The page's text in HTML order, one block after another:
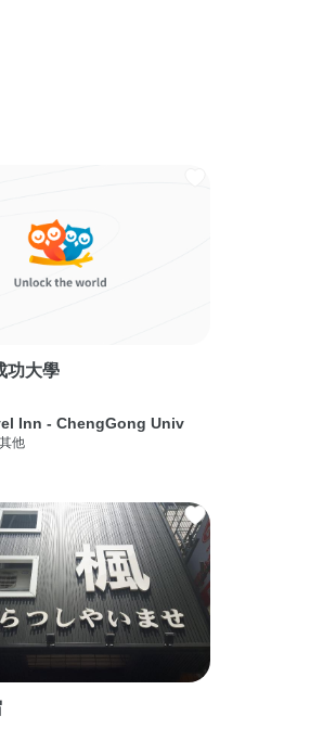
功大學
Inn - ChengGong Univ
其他